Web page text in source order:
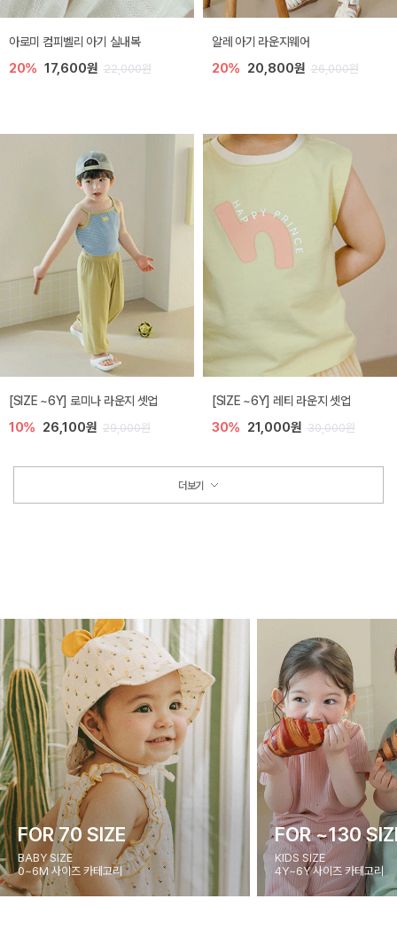
아로미 컴피벨리 아기 실내복
20% 17,600원 22,000원
알레 아기 라운지웨어
20% 20,800원 26,000원
[SIZE ~6Y] 로미나 라운지 셋업
10% 26,100원 29,000원
[SIZE ~6Y] 레티 라운지 셋업
30% 21,000원 30,000원
더보기
FOR 70 SIZE
BABY SIZE
0~6M 사이즈 카테고리
FOR ~130
KIDS SIZE
4Y~6Y 사이즈 카테고리